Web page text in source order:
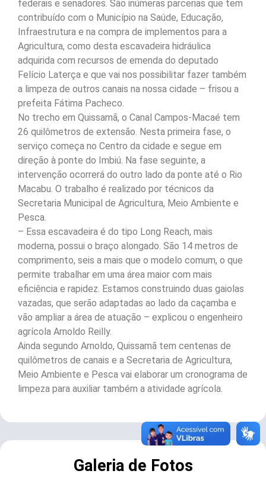
federais e senadores. São inúmeras parcerias que tem
contribuído com o Município na Saúde, Educação,
Infraestrutura e na compra de implementos para a
Agricultura, como desta escavadeira hidráulica
adquirida com recursos de emenda do deputado
Felício Laterça e que vai nos possibilitar fazer também
a limpeza de outros canais na nossa cidade – frisou a
prefeita Fátima Pacheco.
No trecho em Quissamã, o Canal Campos-Macaé tem
26 quilômetros de extensão. Nesta primeira fase, o
serviço começa no Centro da cidade e segue em
direção à ponte do Imbiú. Na fase seguinte, a
intervenção ocorrerá do outro lado da ponte até o Rio
Macabu. O trabalho é realizado por técnicos da
Secretaria Municipal de Agricultura, Meio Ambiente e
Pesca.
– Essa escavadeira é do tipo Long Reach, mais
moderna, possui o braço alongado. São 14 metros de
comprimento, seis a mais que o modelo comum, o que
permite trabalhar em uma área maior com mais
eficiência e rapidez. Estamos construindo duas gaiolas
vazadas, que serão adaptadas ao lado da caçamba e
vão ampliar a área de atuação – explicou o engenheiro
agrícola Arnoldo Reilly.
Ainda segundo Arnoldo, Quissamã tem centenas de
quilômetros de canais e a Secretaria de Agricultura,
Meio Ambiente e Pesca vai elaborar um cronograma de
limpeza para auxiliar também a atividade agrícola.
Galeria de Fotos